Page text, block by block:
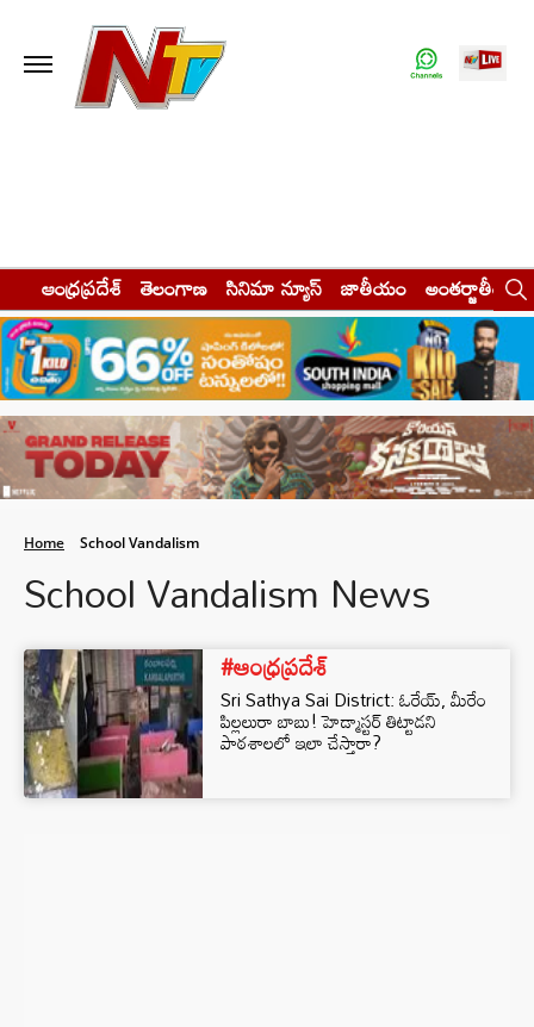
ఆంధ్రప్రదేశ్ తెలంగాణ సినిమా న్యూస్ జాతీయం అంతర్జాతీయం
Home School Vandalism
School Vandalism News
#ఆంధ్రప్రదేశ్
Sri Sathya Sai District: ఓరేయ్, మీరేం
పిల్లలురా బాబు! హెడ్మాస్టర్ తిట్టాడని
పాఠశాలలో ఇలా చేస్తారా?